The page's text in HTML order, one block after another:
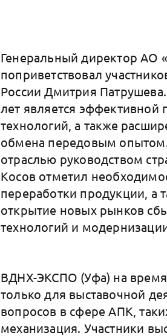
Генеральный директор АО
поприветствовал
России Дмитрия
лет является
технологий, а также
обмена передовым
отраслью руководством
Косов отметил
переработки продукции, а
открытие новых рынков
технологий и
ВДНХ-ЭКСПО (Уфа) на
только для выставочной
вопросов в сфере АПК,
механизация. Участники